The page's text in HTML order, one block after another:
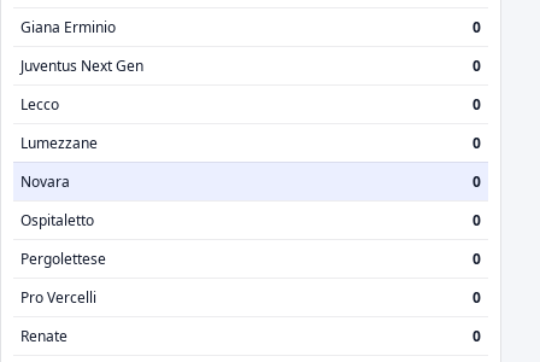
Giana Erminio
0
Juventus Next Gen
0
Lecco
0
Lumezzane
0
Novara
0
Ospitaletto
0
Pergolettese
0
Pro Vercelli
0
Renate
0